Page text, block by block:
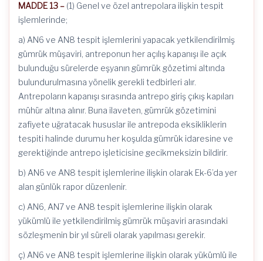
MADDE 13 – (1) Genel ve özel antrepolara ilişkin tespit
işlemlerinde;
a) AN6 ve AN8 tespit işlemlerini yapacak yetkilendirilmiş
gümrük müşaviri, antreponun her açılış kapanışı ile açık
bulunduğu sürelerde eşyanın gümrük gözetimi altında
bulundurulmasına yönelik gerekli tedbirleri alır.
Antrepoların kapanışı sırasında antrepo giriş çıkış kapıları
mühür altına alınır. Buna ilaveten, gümrük gözetimini
zafiyete uğratacak hususlar ile antrepoda eksikliklerin
tespiti halinde durumu her koşulda gümrük idaresine ve
gerektiğinde antrepo işleticisine gecikmeksizin bildirir.
b) AN6 ve AN8 tespit işlemlerine ilişkin olarak Ek-6’da yer
alan günlük rapor düzenlenir.
c) AN6, AN7 ve AN8 tespit işlemlerine ilişkin olarak
yükümlü ile yetkilendirilmiş gümrük müşaviri arasındaki
sözleşmenin bir yıl süreli olarak yapılması gerekir.
ç) AN6 ve AN8 tespit işlemlerine ilişkin olarak yükümlü ile